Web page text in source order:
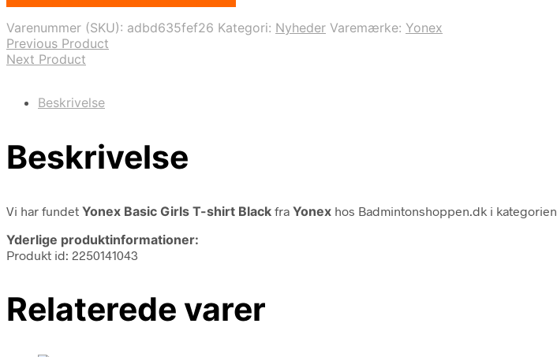
Varenummer (SKU): adbd635fef26 Kategori: Nyheder Varemærke: Yonex
Previous Product
Next Product
Beskrivelse
Beskrivelse
Vi har fundet Yonex Basic Girls T-shirt Black fra Yonex hos Badmintonshoppen.dk i kategorien
Yderlige produktinformationer:
Produkt id: 2250141043
Relaterede varer